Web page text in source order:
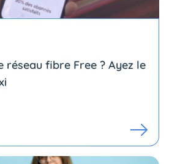
réseau fibre Free ? Ayez le